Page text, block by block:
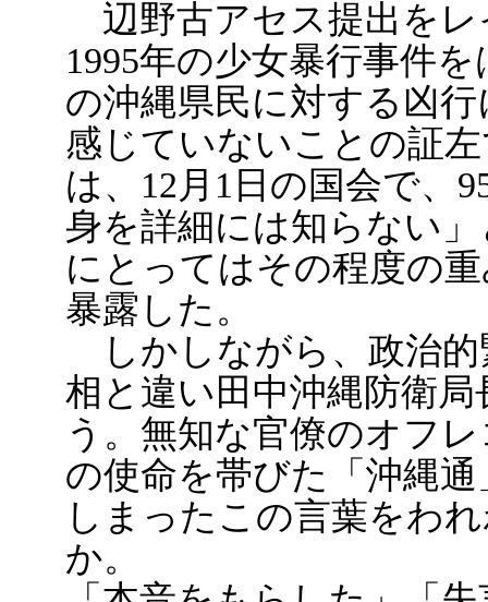
辺野古アセス提出をレ
1995年の少女暴行事件
の沖縄県民に対する凶
感じていないことの証
は、12月1日の国会で、
身を詳細には知らない
にとってはその程度の
暴露した。
しかしながら、政治的
相と違い田中沖縄防衛
う。無知な官僚のオフ
の使命を帯びた「沖縄
しまったこの言葉をわ
か。